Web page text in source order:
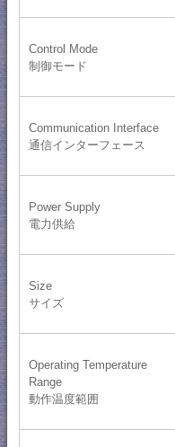
Control Mode
制御モード
Communication Interface
通信インターフェース
Power Supply
電力供給
Size
サイズ
Operating Temperature
Range
動作温度範囲